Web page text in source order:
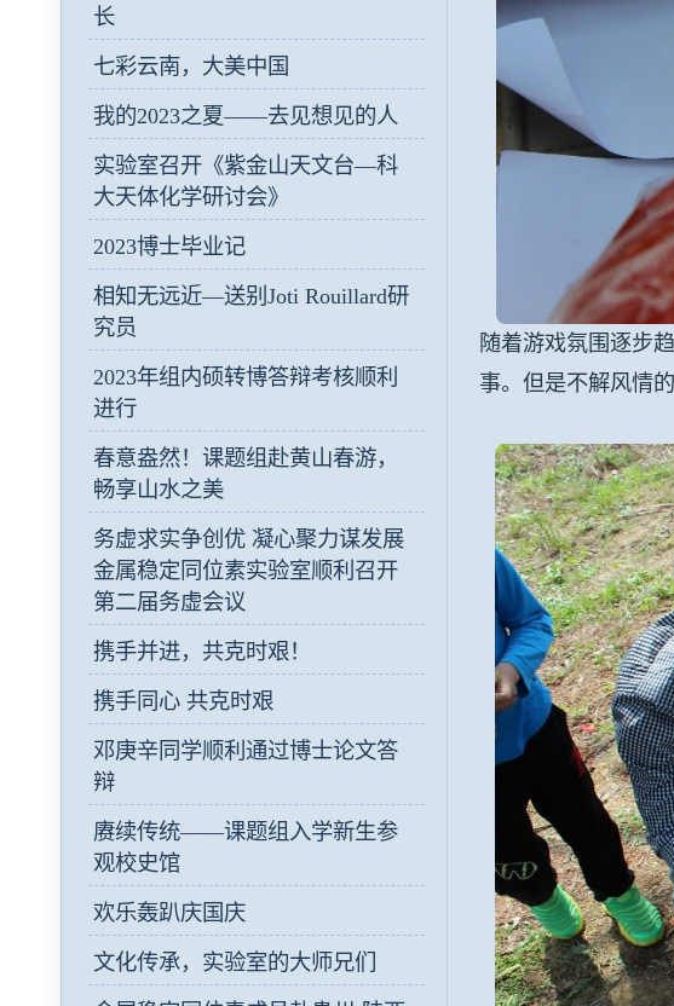
长
七彩云南，大美中国
我的2023之夏——去见想见的人
实验室召开《紫金山天文台—科
大天体化学研讨会》
2023博士毕业记
相知无远近—送别Joti Rouillard研
究员
2023年组内硕转博答辩考核顺利
进行
春意盎然！课题组赴黄山春游，
畅享山水之美
务虚求实争创优 凝心聚力谋发展
金属稳定同位素实验室顺利召开
第二届务虚会议
携手并进，共克时艰！
携手同心 共克时艰
邓庚辛同学顺利通过博士论文答
辩
赓续传统——课题组入学新生参
观校史馆
欢乐轰趴庆国庆
文化传承，实验室的大师兄们
随着游戏氛围逐步
事。但是不解风情